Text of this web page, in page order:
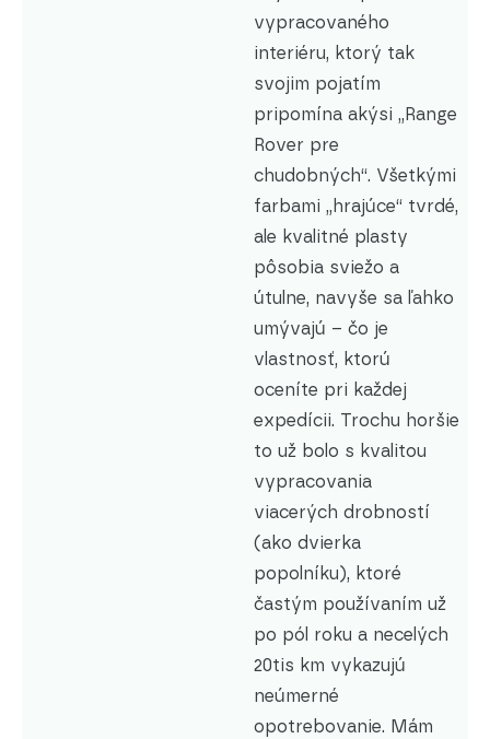
vypracovaného
interiéru, ktorý tak
svojim pojatím
pripomína akýsi „Range
Rover pre
chudobných“. Všetkými
farbami „hrajúce“ tvrdé,
ale kvalitné plasty
pôsobia sviežo a
útulne, navyše sa ľahko
umývajú – čo je
vlastnosť, ktorú
oceníte pri každej
expedícii. Trochu horšie
to už bolo s kvalitou
vypracovania
viacerých drobností
(ako dvierka
popolníku), ktoré
častým používaním už
po pól roku a necelých
20tis km vykazujú
neúmerné
opotrebovanie. Mám